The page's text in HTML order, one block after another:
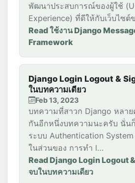
พัฒนาประสบการณ์ของผู้ใช้
Experience) ที่ดีให้กับเว็บไซต์
Read ใช้งาน Django
Framework
Django Login Logout &
ในบทความเดียว
Feb 13, 2023
บทความที่สาวก Django หลา
กันอีกหนึ่งบทความนะครับ นั่น
ระบบ Authentication
ในส่วนของ การทำ l…
Read Django Login Logout
จบในบทความเดียว